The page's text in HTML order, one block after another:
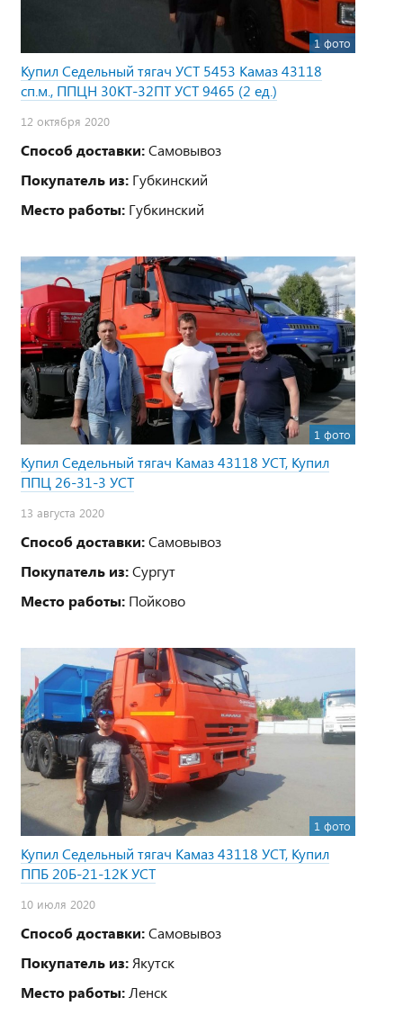
1 фото
Купил Седельный тягач УСТ 5453 Камаз 43118
сп.м., ППЦН 30КТ-32ПТ УСТ 9465 (2 ед.)
12 октября 2020
Способ доставки:Самовывоз
Покупатель из: Губкинский
Место работы: Губкинский
1 фото
Купил Седельный тягач Камаз 43118 УСТ, Купил
ППЦ 26-31-3 УСТ
13 августа 2020
Способ доставки:Самовывоз
Покупатель из:Сургут
Место работы: Пойково
1 фото
Купил Седельный тягач Камаз 43118 УСТ, Купил
ППБ 20Б-21-12К УСТ
10 июля 2020
Способ доставки:Самовывоз
Покупатель из:Якутск
Место работы:Ленск